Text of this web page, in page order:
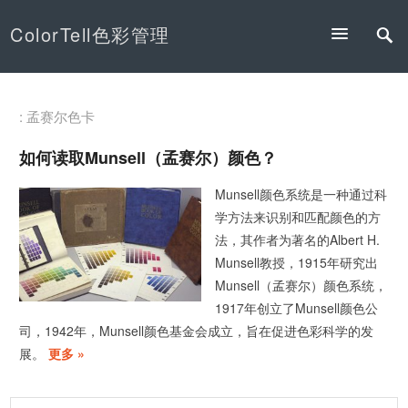
ColorTell色彩管理
: 孟赛尔色卡
如何读取Munsell（孟赛尔）颜色？
Munsell颜色系统是一种通过科
学方法来识别和匹配颜色的方
法，其作者为著名的Albert H.
Munsell教授，1915年研究出
Munsell（孟赛尔）颜色系统，
1917年创立了Munsell颜色公
司，1942年，Munsell颜色基金会成立，旨在促进色彩科学的发
展。
更多 »